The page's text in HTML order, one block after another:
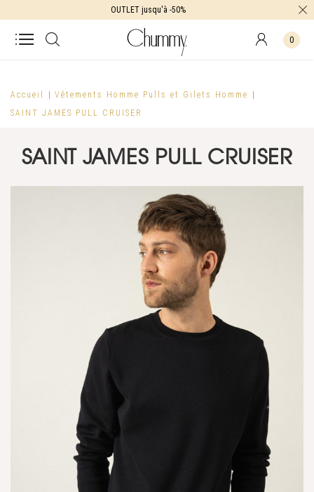
OUTLET jusqu'à -50%
0
Accueil Vêtements Homme Pulls et Gilets Homme
SAINT JAMES PULL CRUISER
SAINT JAMES PULL CRUISER